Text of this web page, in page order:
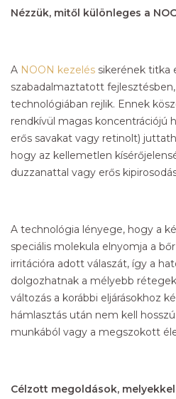
Nézzük, mitől különleges a
A NOON kezelés sikerének titka
szabadalmaztatott
technológiában rejlik. Ennek
rendkívül magas koncentrációjú
erős savakat vagy retinolt)
hogy az kellemetlen
duzzanattal vagy erős
A technológia lényege, hogy a
speciális molekula elnyomja a
irritációra adott válaszát, így a
dolgozhatnak a mélyebb
változás a korábbi eljárásokhoz
hámlasztás után nem kell
munkából vagy a megszokott
Célzott megoldások,